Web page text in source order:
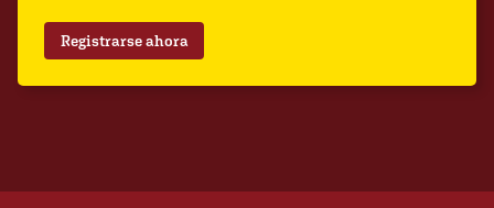
Registrarse ahora